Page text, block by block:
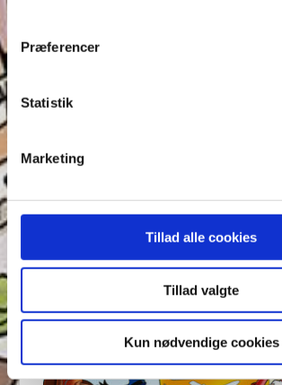
tilbagetrækker et samtykke. Du kan læse
brug af cookies og behandling af dine
forbindelse hermed i både vores
Præferencer
Statistik
Marketing
Tillad alle cookies
Tillad valgte
Kun nødvendige cookies
jun 6, 2025
Hvor mange rigtige kan du få?